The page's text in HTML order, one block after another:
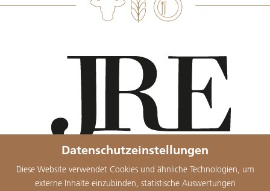
Datenschutzeinstellungen
Diese Website verwendet Cookies und ähnliche Technologien, um
externe Inhalte einzubinden, statistische Auswertungen